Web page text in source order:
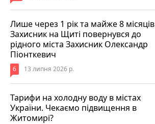
Лише через 1 рік та майже 8 місяців
Захисник на Щиті повернувся до
рідного міста Захисник Олександр
Піонткевич
6 13 липня 2026 р.
Тарифи на холодну воду в містах
України. Чекаємо підвищення в
Житомирі?